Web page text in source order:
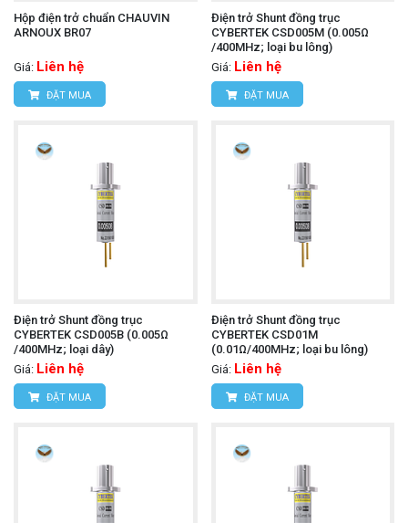
Hộp điện trở chuẩn CHAUVIN
ARNOUX BR07
Giá: Liên hệ
ĐẶT MUA
Điện trở Shunt đồng trục
CYBERTEK CSD005M (0.005Ω
/400MHz; loại bu lông)
Giá: Liên hệ
ĐẶT MUA
Điện trở Shunt đồng trục
CYBERTEK CSD005B (0.005Ω
/400MHz; loại dây)
Giá: Liên hệ
ĐẶT MUA
Điện trở Shunt đồng trục
CYBERTEK CSD01M
(0.01Ω/400MHz; loại bu lông)
Giá: Liên hệ
ĐẶT MUA